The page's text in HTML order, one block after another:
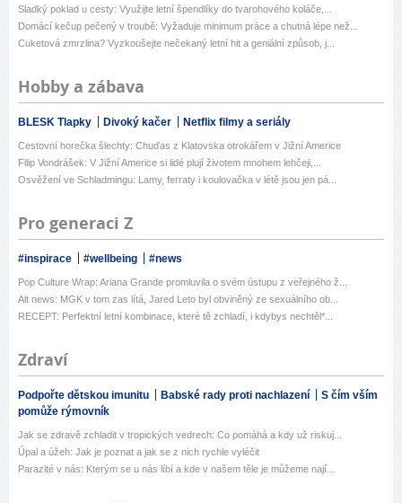
Sladký poklad u cesty: Využijte letní špendlíky do tvarohového koláče,...
Domácí kečup pečený v troubě: Vyžaduje minimum práce a chutná lépe než...
Cuketová zmrzlina? Vyzkoušejte nečekaný letní hit a geniální způsob, j...
Hobby a zábava
BLESK Tlapky Divoký kačer Netflix filmy a seriály
Cestovní horečka šlechty: Chuďas z Klatovska otrokářem v Jižní Americe
Filip Vondrášek: V Jižní Americe si lidé plují životem mnohem lehčeji,...
Osvěžení ve Schladmingu: Lamy, ferraty i koulovačka v létě jsou jen pá...
Pro generaci Z
#inspirace #wellbeing #news
Pop Culture Wrap: Ariana Grande promluvila o svém ústupu z veřejného ž...
Alt news: MGK v tom zas lítá, Jared Leto byl obviněný ze sexuálního ob...
RECEPT: Perfektní letní kombinace, které tě zchladí, i kdybys nechtěl*...
Zdraví
Podpořte dětskou imunitu Babské rady proti nachlazení
S čím vším
pomůže rýmovník
Jak se zdravě zchladit v tropických vedrech: Co pomáhá a kdy už riskuj...
Úpal a úžeh: Jak je poznat a jak se z nich rychle vyléčit
Parazité v nás: Kterým se u nás líbí a kde v našem těle je můžeme nají...